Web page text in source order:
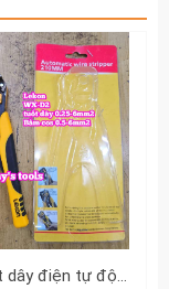
Kìm tuốt dây điện tự động bấm cos cắt đa năng Lekon WX-D2 0.25-6mm2